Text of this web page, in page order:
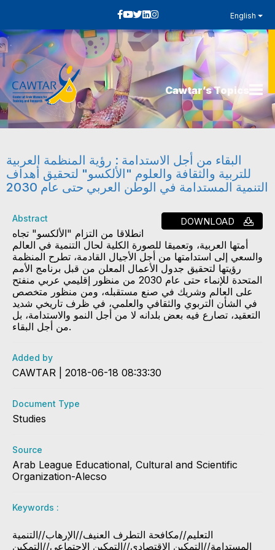
English
Cawtar’s Topics
البقاء من أجل الاستدامة : رؤية المنظمة العربية
للتربية والثقافة والعلوم "الألكسو" لتحقيق أهداف
التنمية المستدامة في الوطن العربي حتى عام 2030
DOWNLOAD
Abstract
انطلاقا من التزام "الألكسو" تجاه
أمتها العربية، وتعميقا للصورة الكلية لحال التنمية في العالم
والسعي إلى استدامتها من أجل الأجيال القادمة، تطرح المنظمة
رؤيتها لتحقيق جدول الأعمال المعلن من قبل برنامج الأمم
المتحدة للإنماء حتى عام 2030 من منظور إقليمي عربي منفتح
على العالم وشريك في صنع مستقبله، ومن منظور متخصص
في الشأن التربوي والثقافي والعلمي، في ظرف تاريخي شديد
التعقيد، تصارع فيه بعض بلدانه لا من أجل النمو والاستدامة، بل
من أجل البقاء.
Added by
CAWTAR | 2018-06-18 08:33:30
Document Type
Studies
Source
Arab League Educational, Cultural and Scientific
Organization-Alecso
Keywords :
​التعليم//مكافحة التطرف العنيف//الإرهاب//التنمية
المستدامة//التمكين الإقتصادي​​//التمكين الإجتماعي//التمكين